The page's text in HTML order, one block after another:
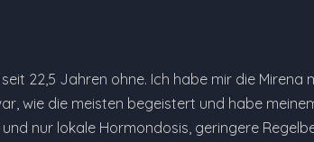
22,5 Jahren ohne. Ich habe mir die Mirena
wie die meisten begeistert und habe
nur lokale Hormondosis, geringere